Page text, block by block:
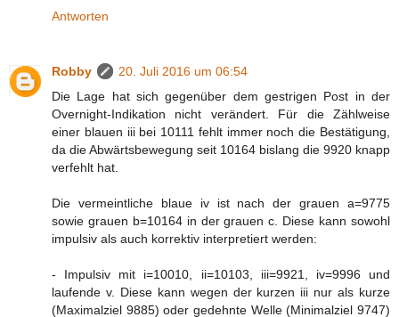
Antworten
Robby
20. Juli 2016 um 06:54
Die Lage hat sich gegenüber dem gestrigen Post in der
Overnight-Indikation nicht verändert. Für die Zählweise
einer blauen iii bei 10111 fehlt immer noch die Bestätigung,
da die Abwärtsbewegung seit 10164 bislang die 9920 knapp
verfehlt hat.
Die vermeintliche blaue iv ist nach der grauen a=9775
sowie grauen b=10164 in der grauen c. Diese kann sowohl
impulsiv als auch korrektiv interpretiert werden:
- Impulsiv mit i=10010, ii=10103, iii=9921, iv=9996 und
laufende v. Diese kann wegen der kurzen iii nur als kurze
(Maximalziel 9885) oder gedehnte Welle (Minimalziel 9747)